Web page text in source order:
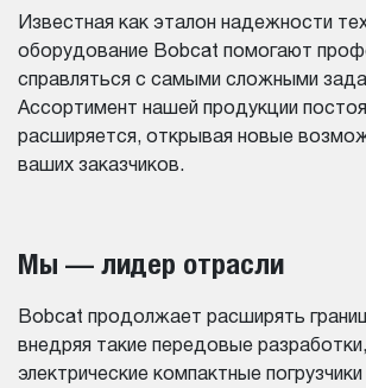
Известная как эталон надежности
оборудование Bobcat помогают
справляться с самыми сложными
Ассортимент нашей продукции
расширяется, открывая новые
ваших заказчиков.
Мы — лидер отрасли
Bobcat продолжает расширять
внедряя такие передовые
электрические компактные